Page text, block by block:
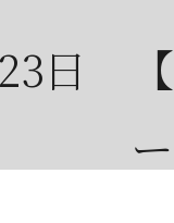
日